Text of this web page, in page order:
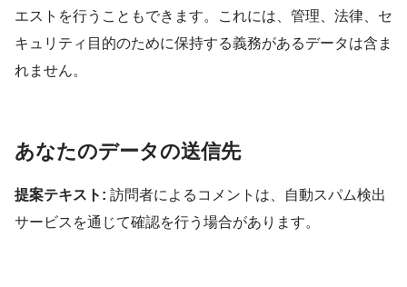
エストを行うこともできます。これには、管理、法律、セ
キュリティ目的のために保持する義務があるデータは含ま
れません。
あなたのデータの送信先
提案テキスト: 訪問者によるコメントは、自動スパム検出
サービスを通じて確認を行う場合があります。